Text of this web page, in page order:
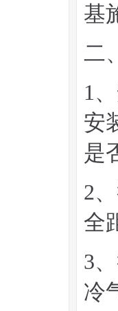
基
二
1
安
是
2
全
3
冷